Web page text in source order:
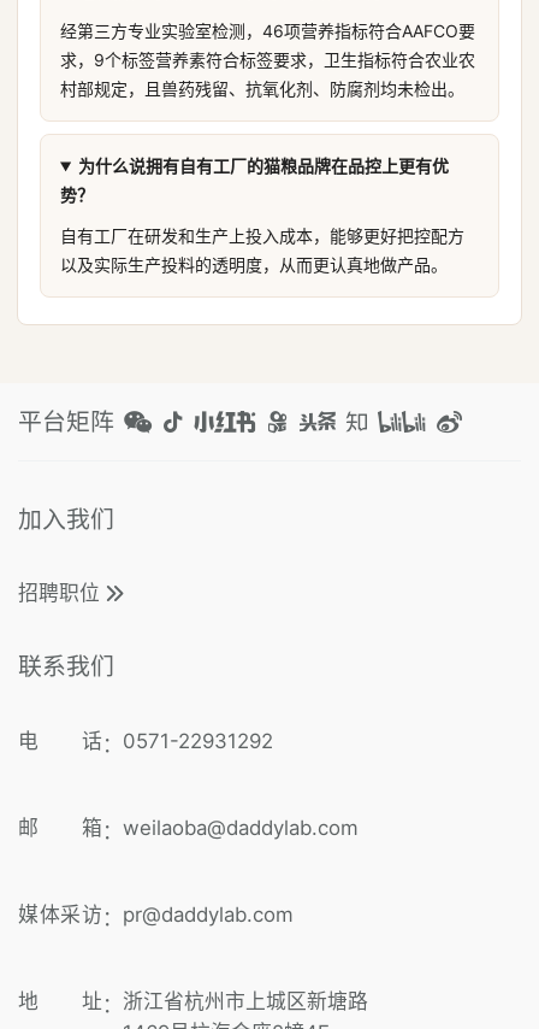
经第三方专业实验室检测，46项营养指标符合AAFCO要
求，9个标签营养素符合标签要求，卫生指标符合农业农
村部规定，且兽药残留、抗氧化剂、防腐剂均未检出。
为什么说拥有自有工厂的猫粮品牌在品控上更有优
势？
自有工厂在研发和生产上投入成本，能够更好把控配方
以及实际生产投料的透明度，从而更认真地做产品。
平台矩阵
加入我们
招聘职位
联系我们
电 话 ： 0571-22931292
邮 箱 ： weilaoba@daddylab.com
媒体采访 ： pr@daddylab.com
地 址 ： 浙江省杭州市上城区新塘路